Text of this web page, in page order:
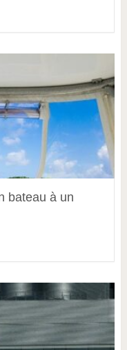
bateau à un